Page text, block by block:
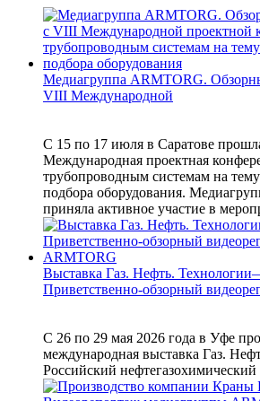
Медиагруппа ARMTORG.
VIII Международной
С 15 по 17 июля в Саратове
Международная проектная
трубопроводным системам на
подбора оборудования.
приняла активное участие в
Выставка Газ. Нефть.
Приветственно-обзорный
С 26 по 29 мая 2026 года в Уфе
международная выставка Газ.
Российский